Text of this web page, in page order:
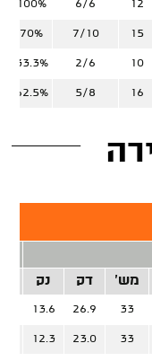
12
6/6
100%
15
7/10
70%
10
2/6
33.3%
16
5/8
62.5%
מש' דק נק
33
26.9
13.6
33
23.0
12.3